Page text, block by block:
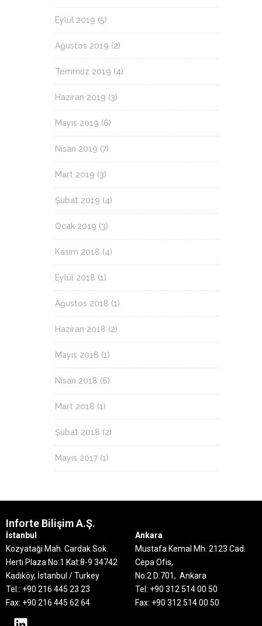
Eylül 2019 (5)
Ağustos 2019 (2)
Temmuz 2019 (4)
Haziran 2019 (3)
Mayıs 2019 (6)
Nisan 2019 (7)
Mart 2019 (3)
Şubat 2019 (4)
Ocak 2019 (3)
Kasım 2018 (4)
Eylül 2018 (1)
Ağustos 2018 (1)
Haziran 2018 (2)
Mayıs 2018 (1)
Nisan 2018 (6)
Mart 2018 (1)
Şubat 2018 (2)
Mayıs 2017 (1)
Inforte Bilişim A.Ş.
İstanbul
Kozyataği Mah. Cardak Sok.
Herti Plaza No:1 Kat:8-9 34742
Kadıköy, İstanbul / Turkey
Tel.: +90 216 445 23 23
Fax: +90 216 445 62 64
Ankara
Mustafa Kemal Mh. 2123 Cad.
Cepa Ofis,
No:2 D:701, Ankara
Tel: +90 312 514 00 50
Fax: +90 312 514 00 50